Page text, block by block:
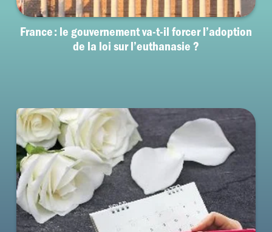
France : le gouvernement va-t-il forcer l’adoption
de la loi sur l’euthanasie ?